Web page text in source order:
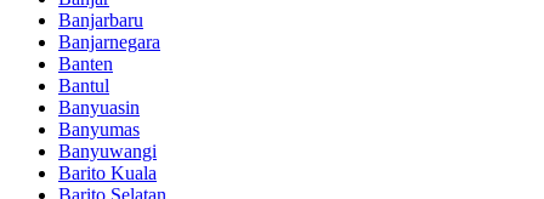
Banjarbaru
Banjarnegara
Banten
Bantul
Banyuasin
Banyumas
Banyuwangi
Barito Kuala
Barito Selatan